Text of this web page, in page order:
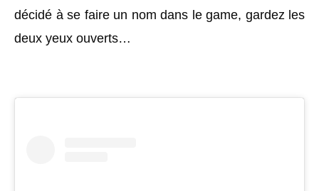
décidé à se faire un nom dans le game, gardez les
deux yeux ouverts…